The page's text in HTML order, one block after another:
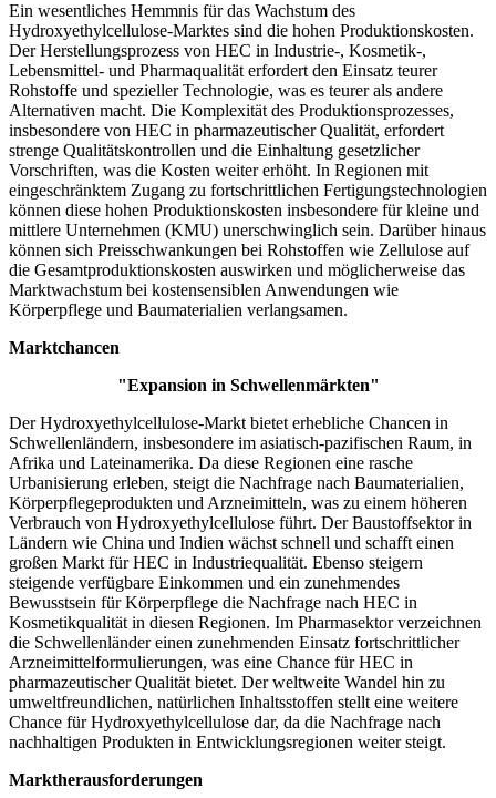
Ein wesentliches Hemmnis für das Wachstum des
Hydroxyethylcellulose-Marktes sind die hohen Produktionskosten.
Der Herstellungsprozess von HEC in Industrie-, Kosmetik-,
Lebensmittel- und Pharmaqualität erfordert den Einsatz teurer
Rohstoffe und spezieller Technologie, was es teurer als andere
Alternativen macht. Die Komplexität des Produktionsprozesses,
insbesondere von HEC in pharmazeutischer Qualität, erfordert
strenge Qualitätskontrollen und die Einhaltung gesetzlicher
Vorschriften, was die Kosten weiter erhöht. In Regionen mit
eingeschränktem Zugang zu fortschrittlichen Fertigungstechnologien
können diese hohen Produktionskosten insbesondere für kleine und
mittlere Unternehmen (KMU) unerschwinglich sein. Darüber hinaus
können sich Preisschwankungen bei Rohstoffen wie Zellulose auf
die Gesamtproduktionskosten auswirken und möglicherweise das
Marktwachstum bei kostensensiblen Anwendungen wie
Körperpflege und Baumaterialien verlangsamen.
Marktchancen
"Expansion in Schwellenmärkten"
Der Hydroxyethylcellulose-Markt bietet erhebliche Chancen in
Schwellenländern, insbesondere im asiatisch-pazifischen Raum, in
Afrika und Lateinamerika. Da diese Regionen eine rasche
Urbanisierung erleben, steigt die Nachfrage nach Baumaterialien,
Körperpflegeprodukten und Arzneimitteln, was zu einem höheren
Verbrauch von Hydroxyethylcellulose führt. Der Baustoffsektor in
Ländern wie China und Indien wächst schnell und schafft einen
großen Markt für HEC in Industriequalität. Ebenso steigern
steigende verfügbare Einkommen und ein zunehmendes
Bewusstsein für Körperpflege die Nachfrage nach HEC in
Kosmetikqualität in diesen Regionen. Im Pharmasektor verzeichnen
die Schwellenländer einen zunehmenden Einsatz fortschrittlicher
Arzneimittelformulierungen, was eine Chance für HEC in
pharmazeutischer Qualität bietet. Der weltweite Wandel hin zu
umweltfreundlichen, natürlichen Inhaltsstoffen stellt eine weitere
Chance für Hydroxyethylcellulose dar, da die Nachfrage nach
nachhaltigen Produkten in Entwicklungsregionen weiter steigt.
Marktherausforderungen